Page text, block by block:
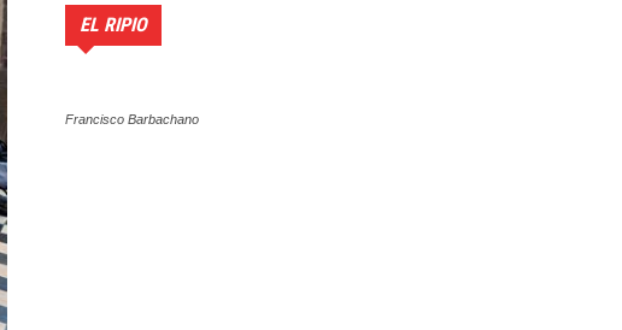
EL RIPIO
Francisco Barbachano